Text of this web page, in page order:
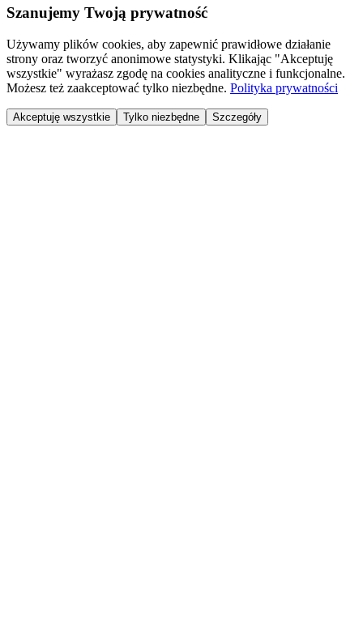
Szanujemy Twoją prywatność
Używamy plików cookies, aby zapewnić prawidłowe działanie
strony oraz tworzyć anonimowe statystyki. Klikając "Akceptuję
wszystkie" wyrażasz zgodę na cookies analityczne i funkcjonalne.
Możesz też zaakceptować tylko niezbędne. Polityka prywatności
Akceptuję wszystkie Tylko niezbędne Szczegóły